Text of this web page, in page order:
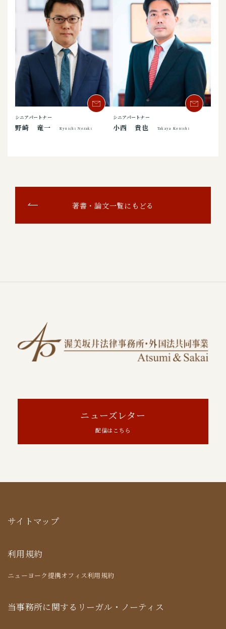
シニアパートナー
野崎 竜一 Ryuichi Nozaki
シニアパートナー
小西 貴也 Takaya Konishi
著書・論文一覧にもどる
ニューズレター
配信はこちら
サイトマップ
利用規約
ニューヨーク提携オフィス利用規約
当事務所に関するリーガル・ノーティス